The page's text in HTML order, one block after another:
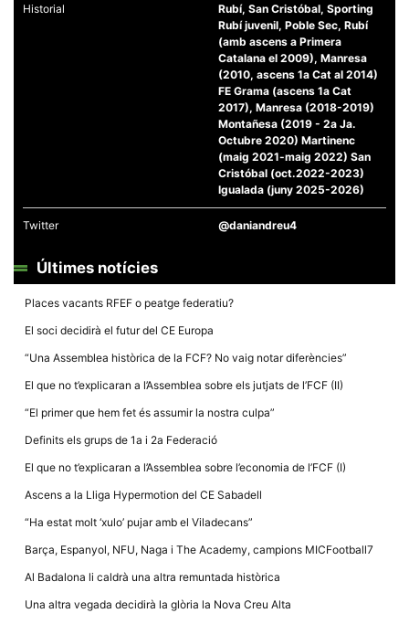
Historial
Rubí, San Cristóbal, Sporting
Rubí juvenil, Poble Sec, Rubí
(amb ascens a Primera
Catalana el 2009), Manresa
(2010, ascens 1a Cat al 2014)
FE Grama (ascens 1a Cat
2017), Manresa (2018-2019)
Montañesa (2019 - 2a Ja.
Octubre 2020) Martinenc
(maig 2021-maig 2022) San
Cristóbal (oct.2022-2023)
Igualada (juny 2025-2026)
Twitter @daniandreu4
Últimes notícies
Places vacants RFEF o peatge federatiu?
El soci decidirà el futur del CE Europa
“Una Assemblea històrica de la FCF? No vaig notar diferències”
El que no t’explicaran a l’Assemblea sobre els jutjats de l’FCF (II)
“El primer que hem fet és assumir la nostra culpa”
Definits els grups de 1a i 2a Federació
El que no t’explicaran a l’Assemblea sobre l’economia de l’FCF (I)
Ascens a la Lliga Hypermotion del CE Sabadell
“Ha estat molt ‘xulo’ pujar amb el Viladecans”
Barça, Espanyol, NFU, Naga i The Academy, campions MICFootball7
Al Badalona li caldrà una altra remuntada històrica
Una altra vegada decidirà la glòria la Nova Creu Alta
Aquestes
cookies no
són
opcionals,
són
necessàries
per al
funcionament
tècnic de la
web.
Estadístiques
estadístiques
per a millorar
Experiència
Alguns
emmagatzemen
dispositiu que
lloc funcioni tan
possible. Si
aquestes
algunes